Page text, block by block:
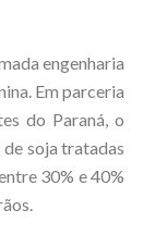
engenharia
Em parceria
do Paraná, o
soja tratadas
30% e 40%